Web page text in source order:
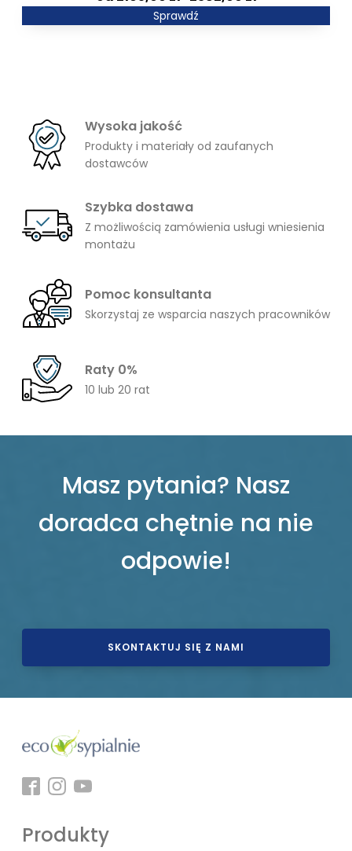
1982,00 złSprawdź
Wysoka jakość
Produkty i materiały od zaufanych
dostawców
Szybka dostawa
Z możliwością zamówienia usługi wniesienia
montażu
Pomoc konsultanta
Skorzystaj ze wsparcia naszych pracowników
Raty 0%
10 lub 20 rat
Masz pytania? Nasz
doradca chętnie na nie
odpowie!
SKONTAKTUJ SIĘ Z NAMI
Produkty